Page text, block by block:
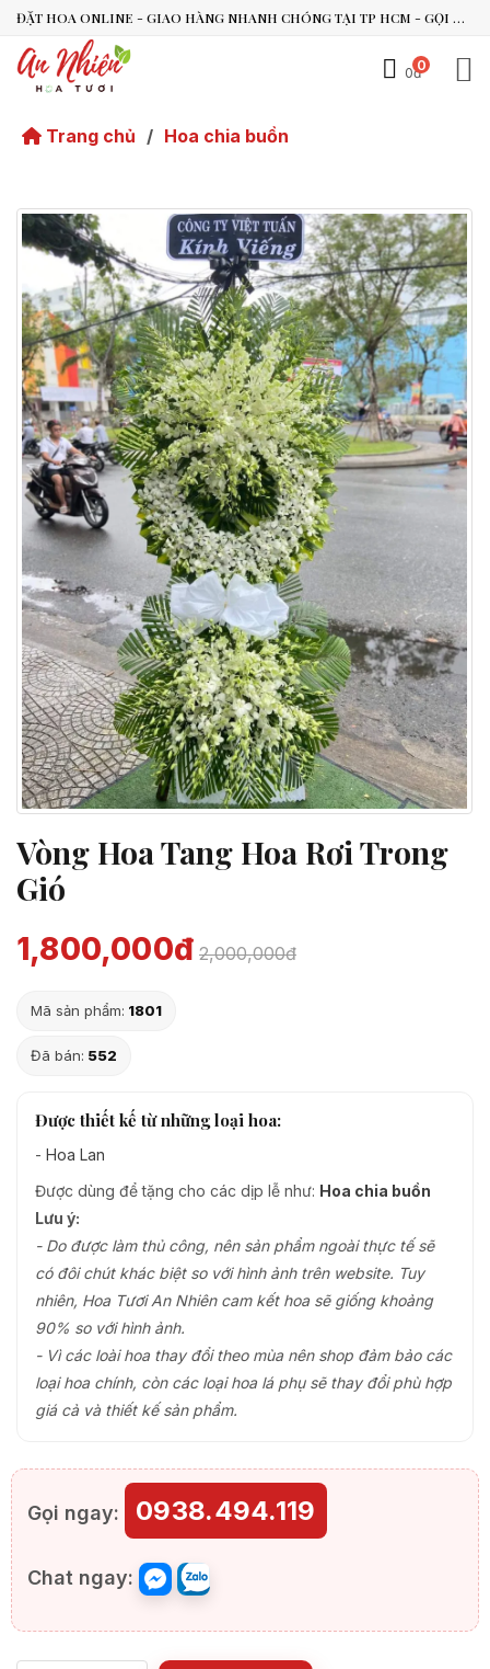
ĐẶT HOA ONLINE - GIAO HÀNG NHANH CHÓNG TẠI TP HCM - GỌI NGAY 0938.494.119 HOẶC 0899.492.909
0
0đ
Trang chủ / Hoa chia buồn
Vòng Hoa Tang Hoa Rơi Trong
Gió
1,800,000đ 2,000,000đ
Mã sản phẩm: 1801
Đã bán: 552
Được thiết kế từ những loại hoa:
- Hoa Lan
Được dùng để tặng cho các dịp lễ như: Hoa chia buồn
Lưu ý:
- Do được làm thủ công, nên sản phẩm ngoài thực tế sẽ
có đôi chút khác biệt so với hình ảnh trên website. Tuy
nhiên, Hoa Tươi An Nhiên cam kết hoa sẽ giống khoảng
90% so với hình ảnh.
- Vì các loài hoa thay đổi theo mùa nên shop đảm bảo các
loại hoa chính, còn các loại hoa lá phụ sẽ thay đổi phù hợp
giá cả và thiết kế sản phẩm.
Gọi ngay: 0938.494.119
Chat ngay:
An Nhiên Flowers
Vừa xong
Bạn có thể để lại yêu cầu, mình sẽ phản hồi sớm.